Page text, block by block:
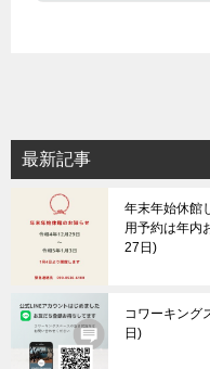
最新記事
年末年始休館
用予約は年内
27日
コワーキング
日